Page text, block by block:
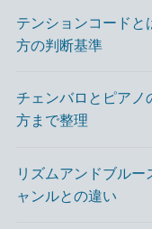
テンションコードと
方の判断基準
チェンバロとピアノ
方まで整理
リズムアンドブル
ャンルとの違い